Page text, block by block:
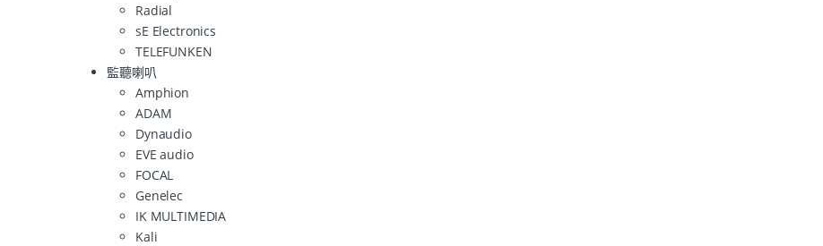
Radial
sE Electronics
TELEFUNKEN
監聽喇叭
Amphion
ADAM
Dynaudio
EVE audio
FOCAL
Genelec
IK MULTIMEDIA
Kali